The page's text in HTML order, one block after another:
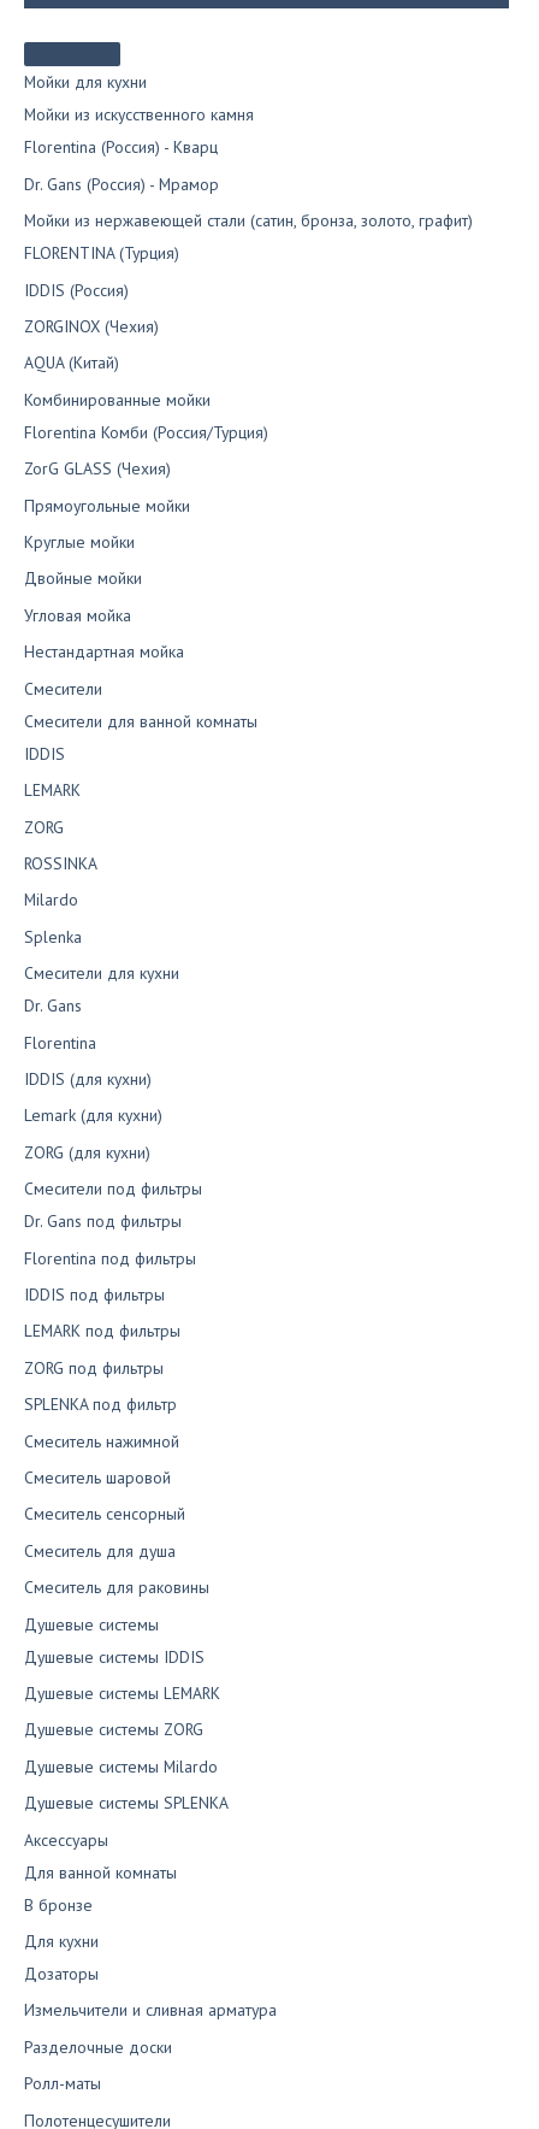
Мойки для кухни
Мойки из искусственного камня
Florentina (Россия) - Кварц
Dr. Gans (Россия) - Мрамор
Мойки из нержавеющей стали (сатин, бронза, золото, графит)
FLORENTINA (Турция)
IDDIS (Россия)
ZORGINOX (Чехия)
AQUA (Китай)
Комбинированные мойки
Florentina Комби (Россия/Турция)
ZorG GLASS (Чехия)
Прямоугольные мойки
Круглые мойки
Двойные мойки
Угловая мойка
Нестандартная мойка
Смесители
Смесители для ванной комнаты
IDDIS
LEMARK
ZORG
ROSSINKA
Milardo
Splenka
Смесители для кухни
Dr. Gans
Florentina
IDDIS (для кухни)
Lemark (для кухни)
ZORG (для кухни)
Смесители под фильтры
Dr. Gans под фильтры
Florentina под фильтры
IDDIS под фильтры
LEMARK под фильтры
ZORG под фильтры
SPLENKA под фильтр
Смеситель нажимной
Смеситель шаровой
Смеситель сенсорный
Смеситель для душа
Смеситель для раковины
Душевые системы
Душевые системы IDDIS
Душевые системы LEMARK
Душевые системы ZORG
Душевые системы Milardo
Душевые системы SPLENKA
Аксессуары
Для ванной комнаты
В бронзе
Для кухни
Дозаторы
Измельчители и сливная арматура
Разделочные доски
Ролл-маты
Полотенцесушители